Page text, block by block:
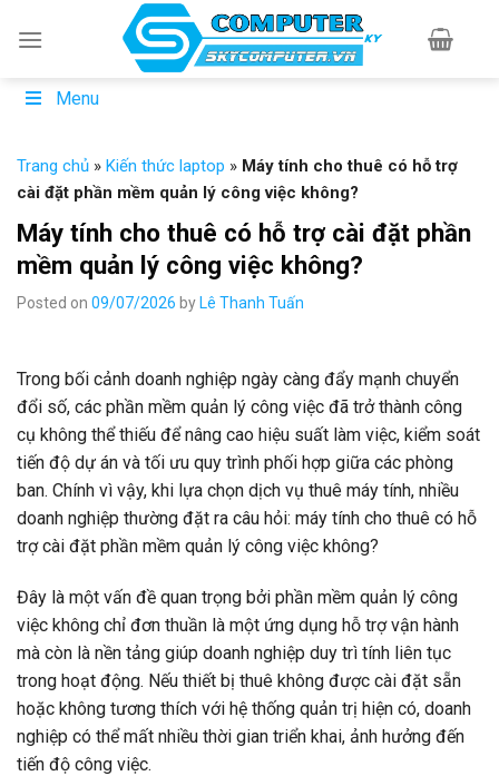
Menu
Trang chủ » Kiến thức laptop » Máy tính cho thuê có hỗ trợ
cài đặt phần mềm quản lý công việc không?
Máy tính cho thuê có hỗ trợ cài đặt phần
mềm quản lý công việc không?
Posted on 09/07/2026 by Lê Thanh Tuấn
Trong bối cảnh doanh nghiệp ngày càng đẩy mạnh chuyển
đổi số, các phần mềm quản lý công việc đã trở thành công
cụ không thể thiếu để nâng cao hiệu suất làm việc, kiểm soát
tiến độ dự án và tối ưu quy trình phối hợp giữa các phòng
ban. Chính vì vậy, khi lựa chọn dịch vụ thuê máy tính, nhiều
doanh nghiệp thường đặt ra câu hỏi: máy tính cho thuê có hỗ
trợ cài đặt phần mềm quản lý công việc không?
Đây là một vấn đề quan trọng bởi phần mềm quản lý công
việc không chỉ đơn thuần là một ứng dụng hỗ trợ vận hành
mà còn là nền tảng giúp doanh nghiệp duy trì tính liên tục
trong hoạt động. Nếu thiết bị thuê không được cài đặt sẵn
hoặc không tương thích với hệ thống quản trị hiện có, doanh
nghiệp có thể mất nhiều thời gian triển khai, ảnh hưởng đến
tiến độ công việc.